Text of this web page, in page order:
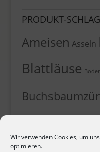
Wir verwenden Cookies, um
optimieren.
PRODUKT-
Ameisen Asseln
Blattläuse
Kirschfruchtfliege